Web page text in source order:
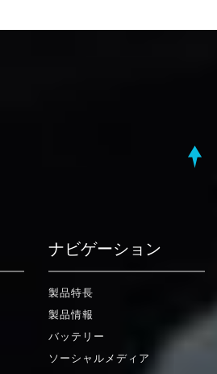
ナビゲーション
製品特長
製品情報
バッテリー
ソーシャルメディア